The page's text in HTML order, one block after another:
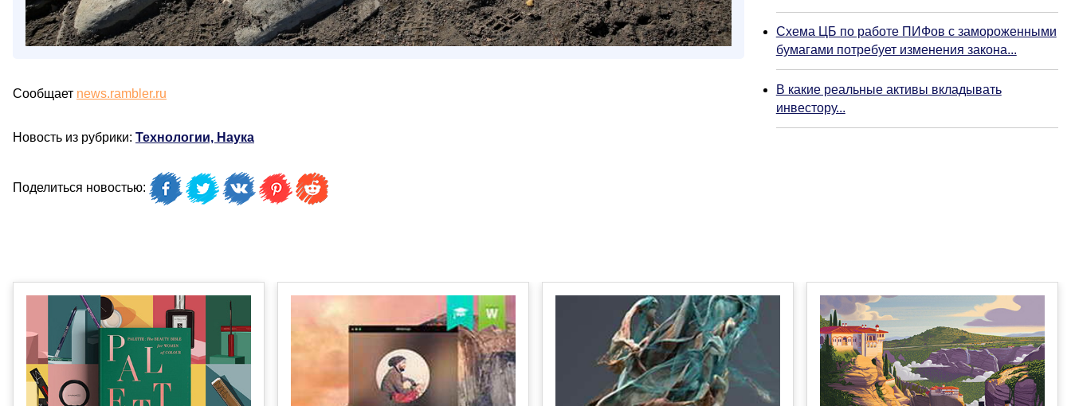
Сообщает news.rambler.ru
Новость из рубрики: Технологии, Наука
Поделиться новостью:
Схема ЦБ по работе ПИФов с замороженными
бумагами потребует изменения закона...
В какие реальные активы вкладывать
инвестору...